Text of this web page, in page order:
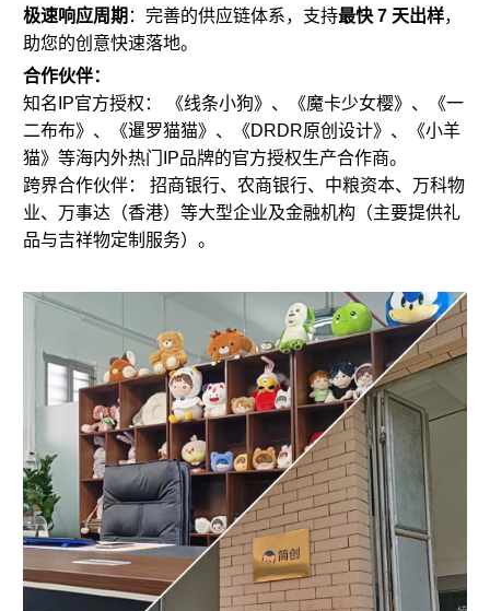
极速响应周期 ：完善的供应链体系，支持最快 7 天出样，
助您的创意快速落地。
合作伙伴：
知名IP官方授权： 《线条小狗》、《魔卡少女樱》、《一
二布布》、《暹罗猫猫》、《DRDR原创设计》、《小羊
猫》等海内外热门IP品牌的官方授权生产合作商。
跨界合作伙伴： 招商银行、农商银行、中粮资本、万科物
业、万事达（香港）等大型企业及金融机构（主要提供礼
品与吉祥物定制 服务）。